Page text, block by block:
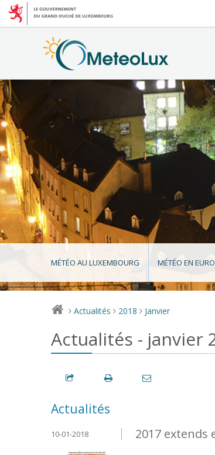
MÉTÉO AU LUXEMBOURG MÉTÉO EN
> Actualités > 2018 > Janvier
Actualités - janvier
Actualités
2017
10-01-2018